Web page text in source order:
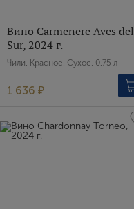
Вино Carmenere Aves del
Sur, 2024 г.
Чили, Красное, Сухое, 0.75 л
1 636 ₽